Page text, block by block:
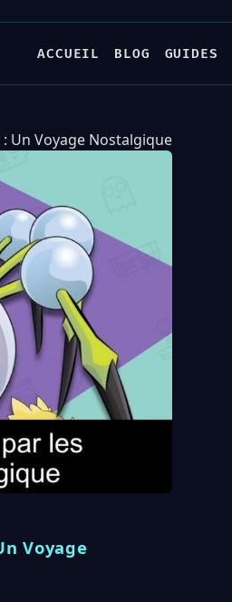
ACCUEIL BLOG GUIDES
Un Voyage Nostalgique
Voyage